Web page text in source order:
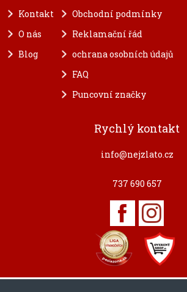
Kontakt
O nás
Blog
Obchodní podmínky
Reklamační řád
ochrana osobních údajů
FAQ
Puncovní značky
Rychlý kontakt
info@nejzlato.cz
737 690 657